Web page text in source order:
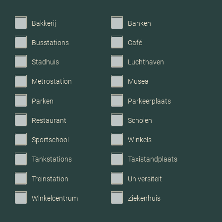
Parkeerfaciliteiten
Garage Vrijstaand steen
Bakkerij Banken
Busstations Café
Stadhuis Luchthaven
Metrostation Musea
Parken Parkeerplaats
Restaurant Scholen
Sportschool Winkels
Tankstations Taxistandplaats
Treinstation Universiteit
Winkelcentrum Ziekenhuis